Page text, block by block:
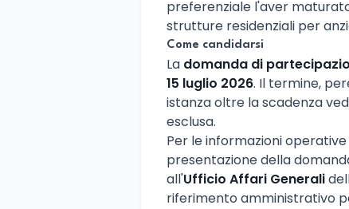
preferenziale l'aver
strutture residenziali per
Come candidarsi
La domanda di
15 luglio 2026. Il termine,
istanza oltre la scadenza
esclusa.
Per le informazioni
presentazione della
all'Ufficio Affari Generali
riferimento amministrativo